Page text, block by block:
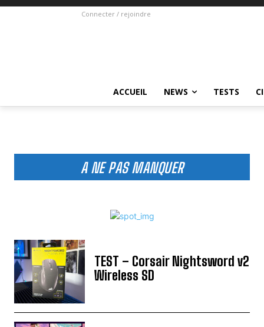
Connecter / rejoindre
ACCUEIL NEWS TESTS
A NE PAS MANQUER
TEST – Corsair Nightsword v2
Wireless SD